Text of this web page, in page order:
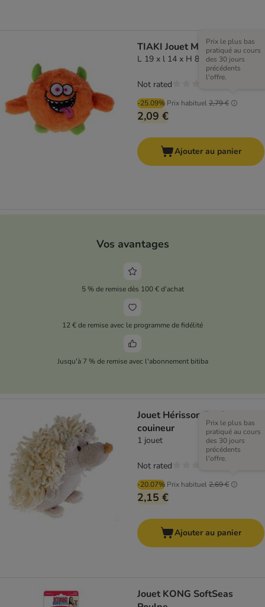
TIAKI Jouet Monster Orange
L 19 x l 14 x H 8 cm
-25.09% Prix habituel2,79 €
Prix le plus bas
pratiqué au cours
des 30 jours
précédents
l'offre.
2,09 €
Not rated
Ajouter au panier
Vos avantages
5 % de remise dès 100 € d'achat
12 € de remise avec le programme de fidélité
Jusqu'à 7 % de remise avec l'abonnement bitiba
Jouet Hérisson Zotti avec
couineur
1 jouet
-20.07% Prix habituel2,69 €
Prix le plus bas
pratiqué au cours
des 30 jours
précédents
l'offre.
2,15 €
Not rated
Ajouter au panier
Jouet KONG SoftSeas